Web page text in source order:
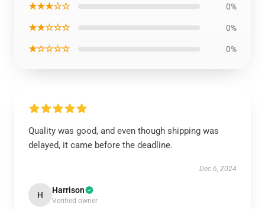
★★★☆☆ 0%
★★☆☆☆ 0%
★☆☆☆☆ 0%
Quality was good, and even though shipping was
delayed, it came before the deadline.
Dec 6, 2024
H Harrison
Verified owner